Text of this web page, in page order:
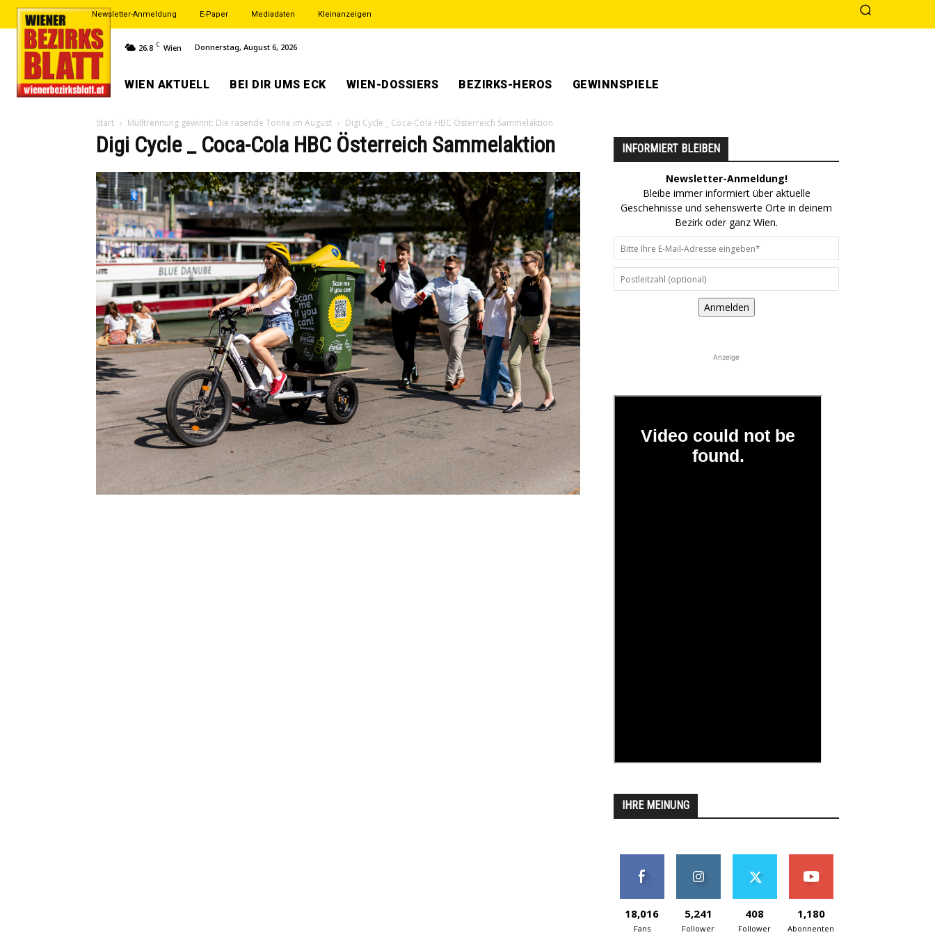
Newsletter-Anmeldung E-Paper Mediadaten Kleinanzeigen
26.8 C Wien Donnerstag, August 6, 2026
WIEN AKTUELL BEI DIR UMS ECK WIEN-DOSSIERS BEZIRKS-HEROS GEWINNSPIELE
Start Mülltrennung gewinnt: Die rasende Tonne im August Digi Cycle _ Coca-Cola HBC Österreich Sammelaktion
Digi Cycle _ Coca-Cola HBC Österreich Sammelaktion INFORMIERT BLEIBEN
Newsletter-Anmeldung!
Bleibe immer informiert über aktuelle
Geschehnisse und sehenswerte Orte in deinem
Bezirk oder ganz Wien.
Anmelden
Anzeige
IHRE MEINUNG
18,016
Fans
5,241
Follower
408
Follower
1,180
Abonnenten